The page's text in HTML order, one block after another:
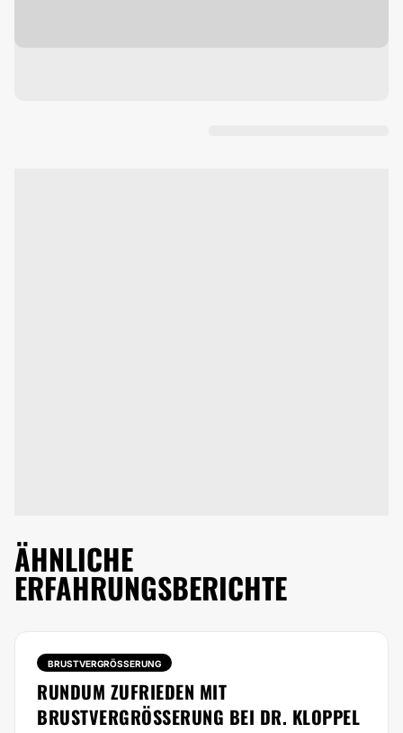
ÄHNLICHE
ERFAHRUNGSBERICHTE
BRUSTVERGRÖSSERUNG
RUNDUM ZUFRIEDEN MIT
BRUSTVERGRÖSSERUNG BEI DR. KLOPPEL